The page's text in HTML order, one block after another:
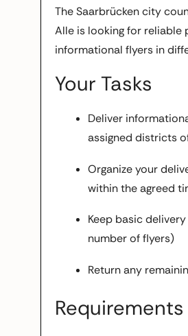
The Saarbrücken city
Alle is looking for
informational flyers in
Your Tasks
Deliver
assigned districts
Organize your
within the agreed
Keep basic
number of flyers)
Return any
Requirements